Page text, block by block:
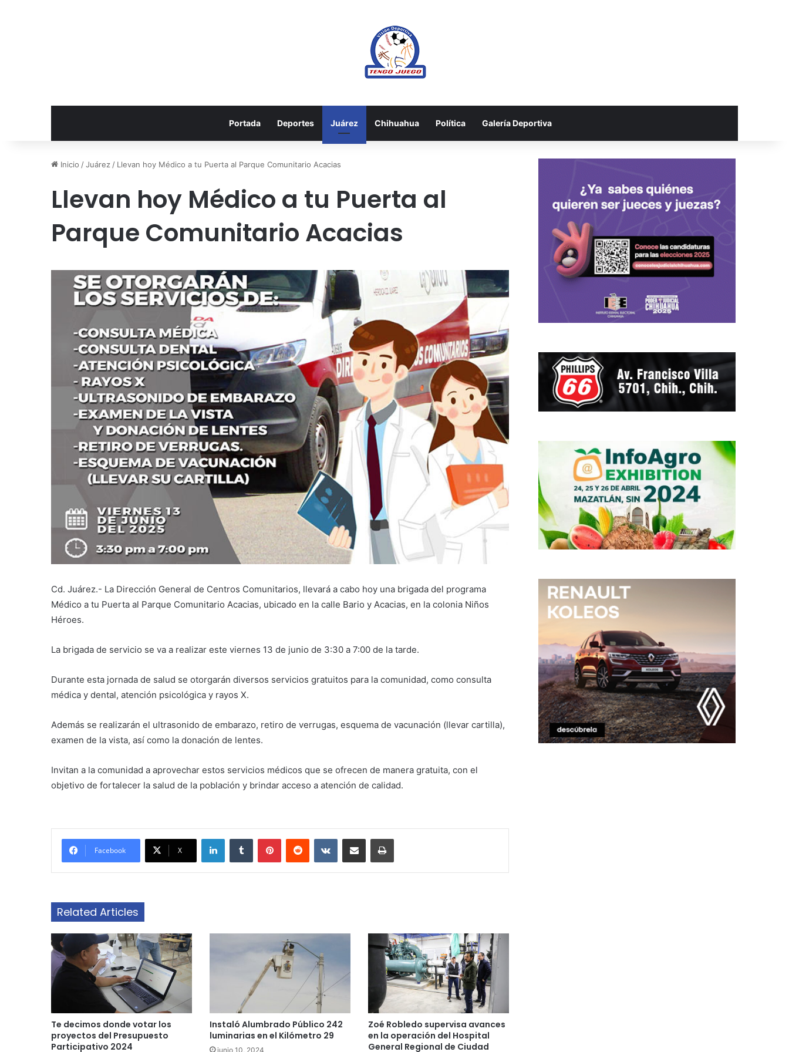
Portada Deportes Juárez Chihuahua Política Galería Deportiva
Inicio /Juárez / Llevan hoy Médico a tu Puerta al Parque Comunitario Acacias
Llevan hoy Médico a tu Puerta al
Parque Comunitario Acacias
Cd. Juárez.- La Dirección General de Centros Comunitarios, llevará a cabo hoy una brigada del programa
Médico a tu Puerta al Parque Comunitario Acacias, ubicado en la calle Bario y Acacias, en la colonia Niños
Héroes.
La brigada de servicio se va a realizar este viernes 13 de junio de 3:30 a 7:00 de la tarde.
Durante esta jornada de salud se otorgarán diversos servicios gratuitos para la comunidad, como consulta
médica y dental, atención psicológica y rayos X.
Además se realizarán el ultrasonido de embarazo, retiro de verrugas, esquema de vacunación (llevar cartilla),
examen de la vista, así como la donación de lentes.
Invitan a la comunidad a aprovechar estos servicios médicos que se ofrecen de manera gratuita, con el
objetivo de fortalecer la salud de la población y brindar acceso a atención de calidad.
Facebook X
LinkedInTumblr PinterestReddit VKontakteShare via Email Print
Related Articles
Te decimos donde votar los
proyectos del Presupuesto
Participativo 2024
Instaló Alumbrado Público 242
luminarias en el Kilómetro 29
junio 10, 2024
Zoé Robledo supervisa avances
en la operación del Hospital
General Regional de Ciudad